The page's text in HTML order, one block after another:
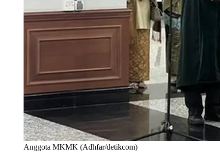
Anggota MKMK (Adhfar/detikcom)